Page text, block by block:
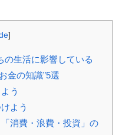
]
の生活に影響している
金の知識”5選
う
よう
消費・浪費・投資」の